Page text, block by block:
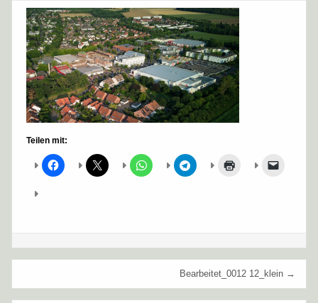
Teilen mit:
BeitragsnavigationBearbeitet_0012 12_klein →